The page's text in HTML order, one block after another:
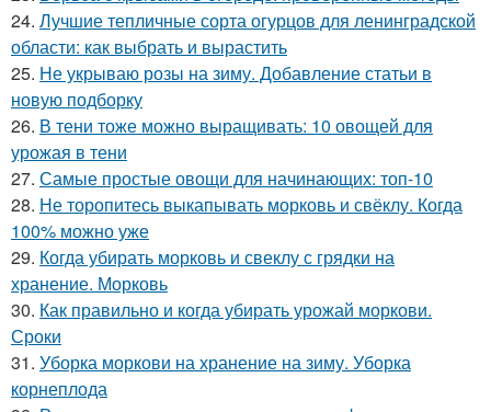
24. Лучшие тепличные сорта огурцов для ленинградской
области: как выбрать и вырастить
25. Не укрываю розы на зиму. Добавление статьи в
новую подборку
26. В тени тоже можно выращивать: 10 овощей для
урожая в тени
27. Самые простые овощи для начинающих: топ-10
28. Не торопитесь выкапывать морковь и свёклу. Когда
100% можно уже
29. Когда убирать морковь и свеклу с грядки на
хранение. Морковь
30. Как правильно и когда убирать урожай моркови.
Сроки
31. Уборка моркови на хранение на зиму. Уборка
корнеплода